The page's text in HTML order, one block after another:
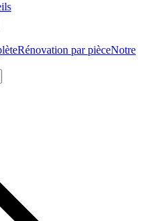
Rénovation par pièceNotre